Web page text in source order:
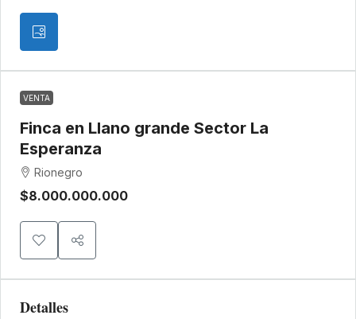
VENTA
Finca en Llano grande Sector La
Esperanza
Rionegro
$8.000.000.000
Detalles